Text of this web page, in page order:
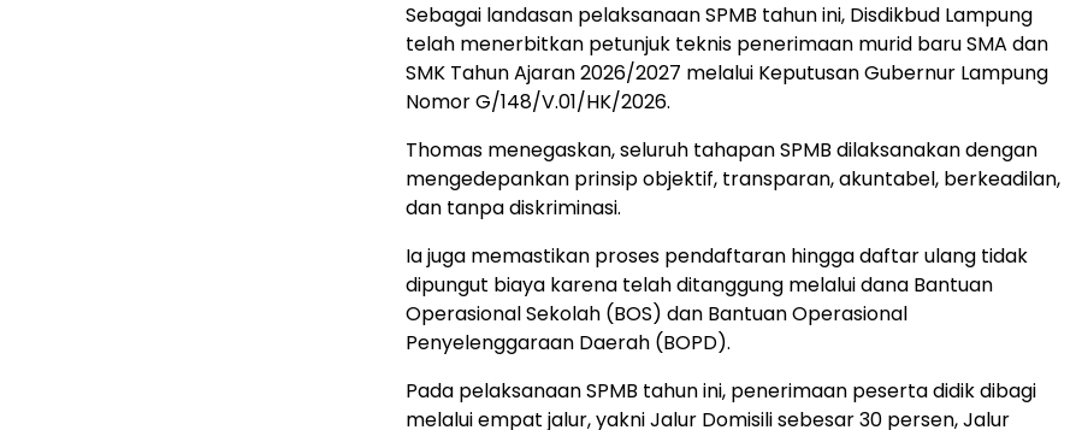
Sebagai landasan pelaksanaan SPMB tahun ini, Disdikbud Lampung
telah menerbitkan petunjuk teknis penerimaan murid baru SMA dan
SMK Tahun Ajaran 2026/2027 melalui Keputusan Gubernur Lampung
Nomor G/148/V.01/HK/2026.
Thomas menegaskan, seluruh tahapan SPMB dilaksanakan dengan
mengedepankan prinsip objektif, transparan, akuntabel, berkeadilan,
dan tanpa diskriminasi.
Ia juga memastikan proses pendaftaran hingga daftar ulang tidak
dipungut biaya karena telah ditanggung melalui dana Bantuan
Operasional Sekolah (BOS) dan Bantuan Operasional
Penyelenggaraan Daerah (BOPD).
Pada pelaksanaan SPMB tahun ini, penerimaan peserta didik dibagi
melalui empat jalur, yakni Jalur Domisili sebesar 30 persen, Jalur